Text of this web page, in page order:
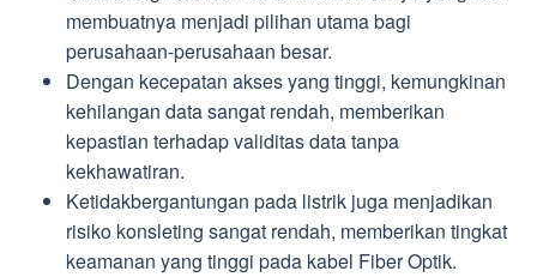
membuatnya menjadi pilihan utama bagi
perusahaan-perusahaan besar.
Dengan kecepatan akses yang tinggi, kemungkinan
kehilangan data sangat rendah, memberikan
kepastian terhadap validitas data tanpa
kekhawatiran.
Ketidakbergantungan pada listrik juga menjadikan
risiko konsleting sangat rendah, memberikan tingkat
keamanan yang tinggi pada kabel Fiber Optik.